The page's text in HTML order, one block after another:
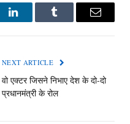
LinkedInTumblr Email
NEXT ARTICLE
वो एक्टर जिसने निभाए देश के दो-दो
प्रधानमंत्री के रोल